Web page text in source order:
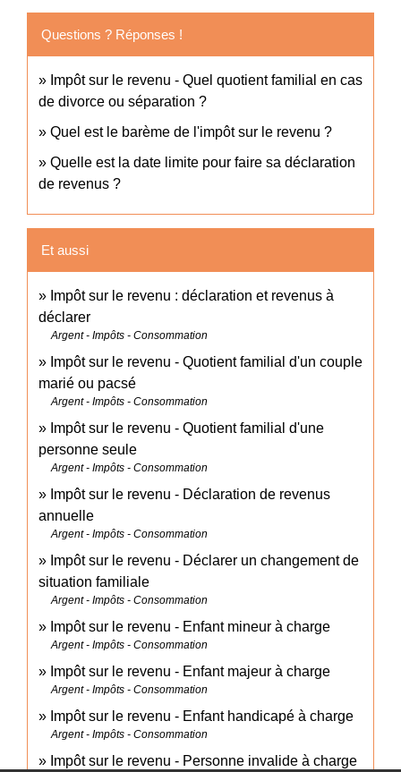
Questions ? Réponses !
Impôt sur le revenu - Quel quotient familial en cas
de divorce ou séparation ?
Quel est le barème de l'impôt sur le revenu ?
Quelle est la date limite pour faire sa déclaration
de revenus ?
Et aussi
Impôt sur le revenu : déclaration et revenus à
déclarer
Argent - Impôts - Consommation
Impôt sur le revenu - Quotient familial d'un couple
marié ou pacsé
Argent - Impôts - Consommation
Impôt sur le revenu - Quotient familial d'une
personne seule
Argent - Impôts - Consommation
Impôt sur le revenu - Déclaration de revenus
annuelle
Argent - Impôts - Consommation
Impôt sur le revenu - Déclarer un changement de
situation familiale
Argent - Impôts - Consommation
Impôt sur le revenu - Enfant mineur à charge
Argent - Impôts - Consommation
Impôt sur le revenu - Enfant majeur à charge
Argent - Impôts - Consommation
Impôt sur le revenu - Enfant handicapé à charge
Argent - Impôts - Consommation
Impôt sur le revenu - Personne invalide à charge